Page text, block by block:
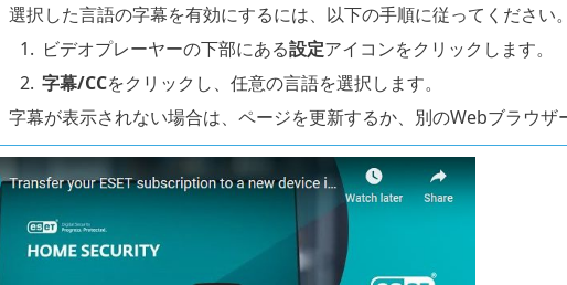
選択した言語の字幕を有効にするには、以下の手順に従ってください。
1. ビデオプレーヤーの下部にある設定アイコンをクリックします。
2. 字幕/CCをクリックし、任意の言語を選択します。
字幕が表示されない場合は、ページを更新するか、別のWebブラウザ